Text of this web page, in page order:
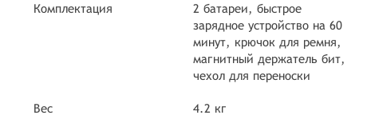
Комплектация
2 батареи, быстрое
зарядное устройство на 60
минут, крючок для ремня,
магнитный держатель бит,
чехол для переноски
Вес 4.2 кг